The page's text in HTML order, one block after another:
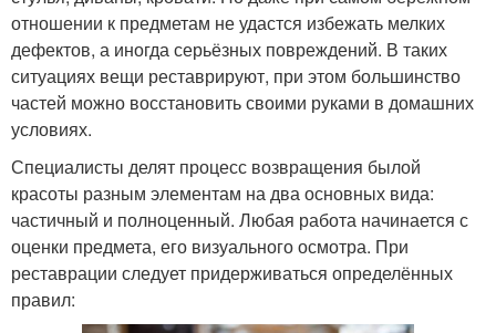
отношении к предметам не удастся избежать мелких
дефектов, а иногда серьёзных повреждений. В таких
ситуациях вещи реставрируют, при этом большинство
частей можно восстановить своими руками в домашних
условиях.
Специалисты делят процесс возвращения былой
красоты разным элементам на два основных вида:
частичный и полноценный. Любая работа начинается с
оценки предмета, его визуального осмотра. При
реставрации следует придерживаться определённых
правил: